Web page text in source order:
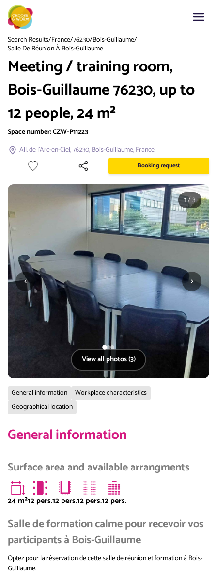
Search Results/France/76230/Bois-Guillaume/
Salle De Réunion À Bois-Guillaume
Meeting / training room,
Bois-Guillaume 76230, up to
12 people, 24 m²
Space number:CZW-P11223
All. de l'Arc-en-Ciel, 76230, Bois-Guillaume, France
Booking request
‹ ›
1/3
View all photos (3)
General information
Workplace characteristics
Geographical location
General information
Surface area and available arrangments
24m²12 pers.12 pers.12 pers.12 pers.
Salle de formation calme pour recevoir vos
participants à Bois-Guillaume
Optez pour la réservation de cette salle de réunion et formation à Bois-
Guillaume.